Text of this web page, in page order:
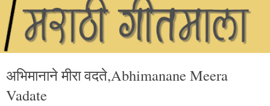
अभिमानाने मीरा वदते,Abhimanane Meera
Vadate